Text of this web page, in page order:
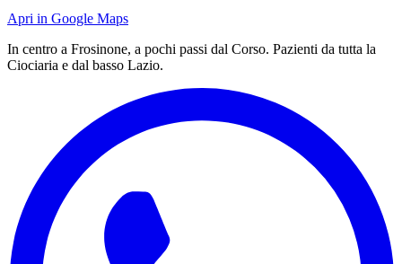
Apri in Google Maps
In centro a Frosinone, a pochi passi dal Corso. Pazienti da tutta la
Ciociaria e dal basso Lazio.